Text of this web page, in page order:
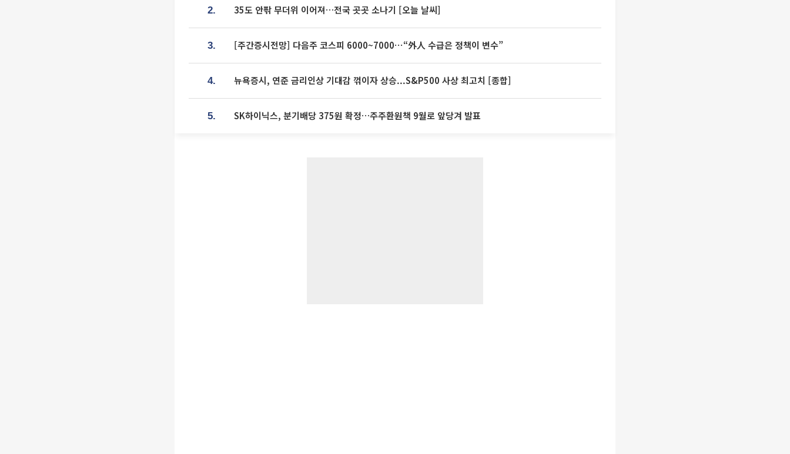
2. 35도 안팎 무더위 이어져…전국 곳곳 소나기 [오늘 날씨]
3. [주간증시전망] 다음주 코스피 6000~7000⋯“外人 수급은 정책이 변수”
4. 뉴욕증시, 연준 금리인상 기대감 꺾이자 상승...S&P500 사상 최고치 [종합]
5. SK하이닉스, 분기배당 375원 확정…주주환원책 9월로 앞당겨 발표